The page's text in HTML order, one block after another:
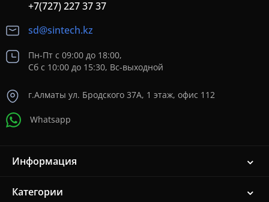
+7(727) 227 37 37
sd@sintech.kz
Пн-Пт с 09:00 до 18:00,
Сб с 10:00 до 15:30, Вс-выходной
г.Алматы ул. Бродского 37A, 1 этаж, офис 112
Whatsapp
Информация
Категории